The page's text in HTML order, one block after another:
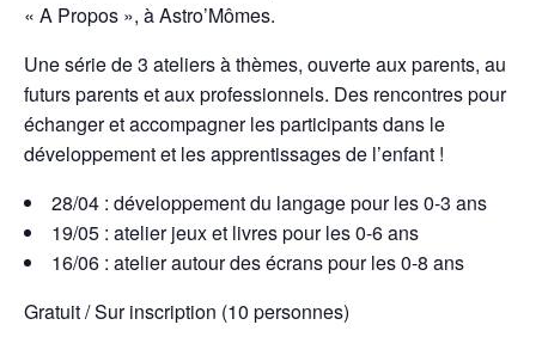
« A Propos », à Astro’Mômes.
Une série de 3 ateliers à thèmes, ouverte aux parents, au
futurs parents et aux professionnels. Des rencontres pour
échanger et accompagner les participants dans le
développement et les apprentissages de l’enfant !
28/04 : développement du langage pour les 0-3 ans
19/05 : atelier jeux et livres pour les 0-6 ans
16/06 : atelier autour des écrans pour les 0-8 ans
Gratuit / Sur inscription (10 personnes)